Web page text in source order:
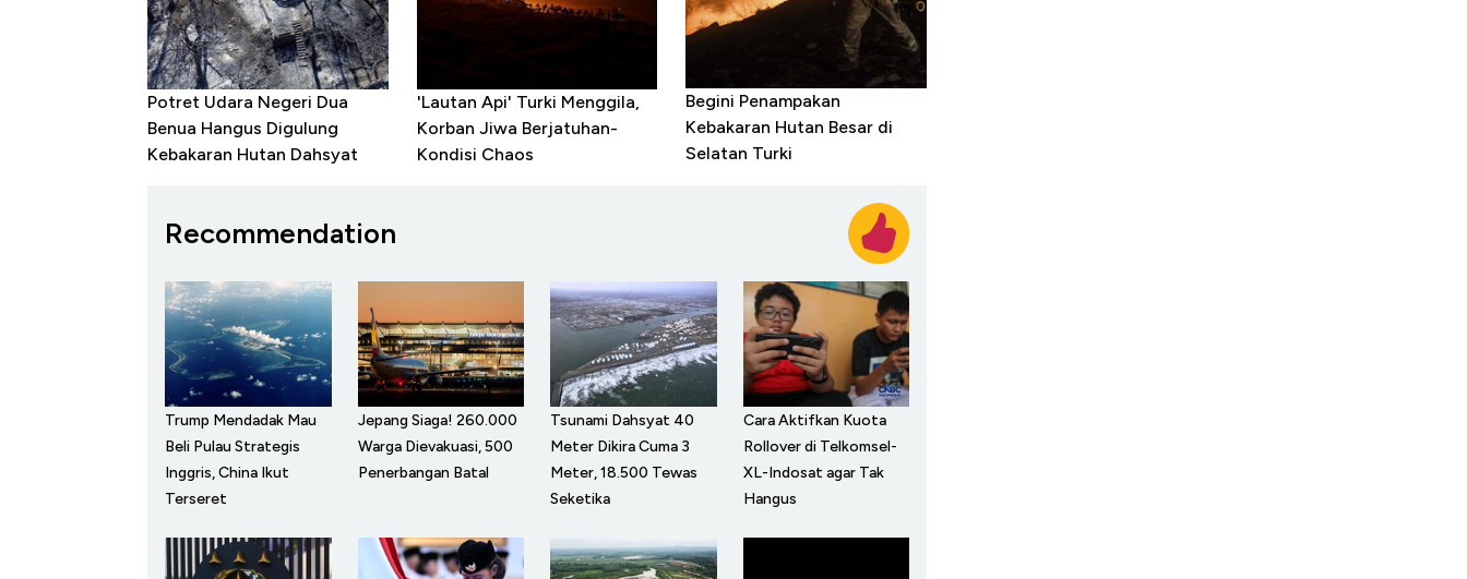
Potret Udara Negeri Dua
Benua Hangus Digulung
Kebakaran Hutan Dahsyat
'Lautan Api' Turki Menggila,
Korban Jiwa Berjatuhan-
Kondisi Chaos
Begini Penampakan
Kebakaran Hutan Besar di
Selatan Turki
Recommendation
Trump Mendadak Mau
Beli Pulau Strategis
Inggris, China Ikut
Terseret
Jepang Siaga! 260.000
Warga Dievakuasi, 500
Penerbangan Batal
Tsunami Dahsyat 40
Meter Dikira Cuma 3
Meter, 18.500 Tewas
Seketika
Cara Aktifkan Kuota
Rollover di Telkomsel-
XL-Indosat agar Tak
Hangus